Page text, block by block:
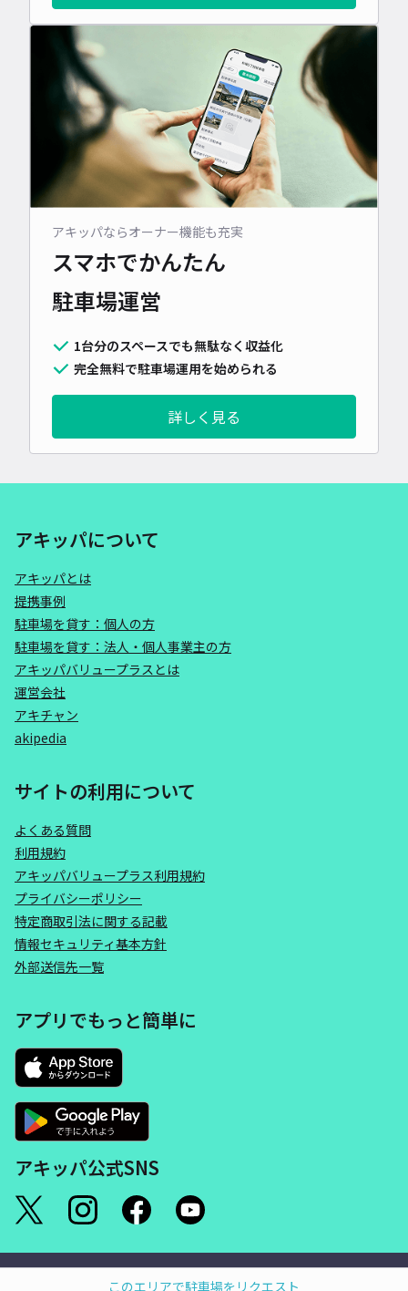
このエリアで駐車場をリクエスト
アキッパならオーナー機能も充実
スマホでかんたん
駐車場運営
1台分のスペースでも無駄なく収益化
完全無料で駐車場運用を始められる
詳しく見る
アキッパについて
アキッパとは
提携事例
駐車場を貸す：個人の方
駐車場を貸す：法人・個人事業主の方
アキッパバリュープラスとは
運営会社
アキチャン
akipedia
サイトの利用について
よくある質問
利用規約
アキッパバリュープラス利用規約
プライバシーポリシー
特定商取引法に関する記載
情報セキュリティ基本方針
外部送信先一覧
アプリでもっと簡単に
アキッパ公式SNS
©akippa Inc. All Rights Reserved.